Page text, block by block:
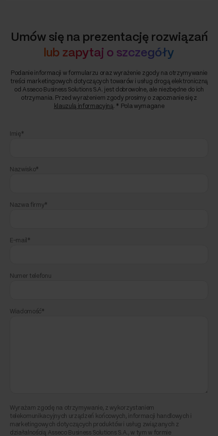
Umów się na prezentację rozwiązań
lub zapytaj o szczegóły
Podanie informacji w formularzu oraz wyrażenie zgody na otrzymywanie
treści marketingowych dotyczących towarów i usług drogą elektroniczną
od Asseco Business Solutions S.A. jest dobrowolne, ale niezbędne do ich
otrzymania. Przed wyrażeniem zgody prosimy o zapoznanie się z
klauzulą informacyjną. * Pola wymagane
Imię*
Nazwisko*
Nazwa firmy*
E-mail*
Numer telefonu
Wiadomość*
Wyrażam zgodę na otrzymywanie, z wykorzystaniem
telekomunikacyjnych urządzeń końcowych, informacji handlowych i
marketingowych dotyczących produktów i usług związanych z
działalnością Asseco Business Solutions S.A., w tym w formie